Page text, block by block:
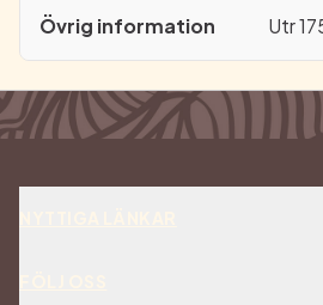
Övrig information Utr